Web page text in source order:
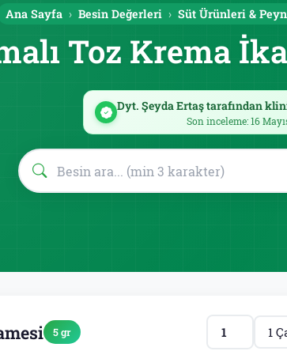
Ana Sayfa Besin Değerleri Süt Ürünleri &
Toz Krema
Dyt. Şeyda Ertaş tarafından
Son inceleme: 16
5 gr